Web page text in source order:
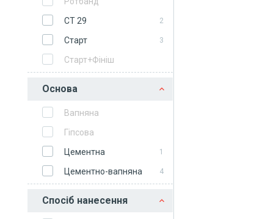
СT 29
2
Старт 3
Старт+Фініш
Основа
Вапняна
Гіпсова
Цементна
1
Цементно-вапняна 4
Спосіб нанесення